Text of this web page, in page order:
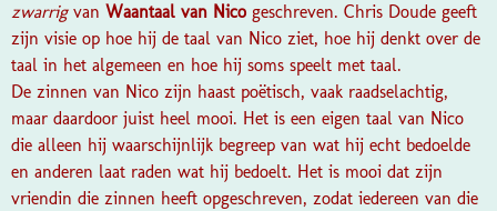
zwarrigvan Waantaal van Nico geschreven. Chris Doude geeft
zijn visie op hoe hij de taal van Nico ziet, hoe hij denkt over de
taal in het algemeen en hoe hij soms speelt met taal.
De zinnen van Nico zijn haast poëtisch, vaak raadselachtig,
maar daardoor juist heel mooi. Het is een eigen taal van Nico
die alleen hij waarschijnlijk begreep van wat hij echt bedoelde
en anderen laat raden wat hij bedoelt. Het is mooi dat zijn
vriendin die zinnen heeft opgeschreven, zodat iedereen van die